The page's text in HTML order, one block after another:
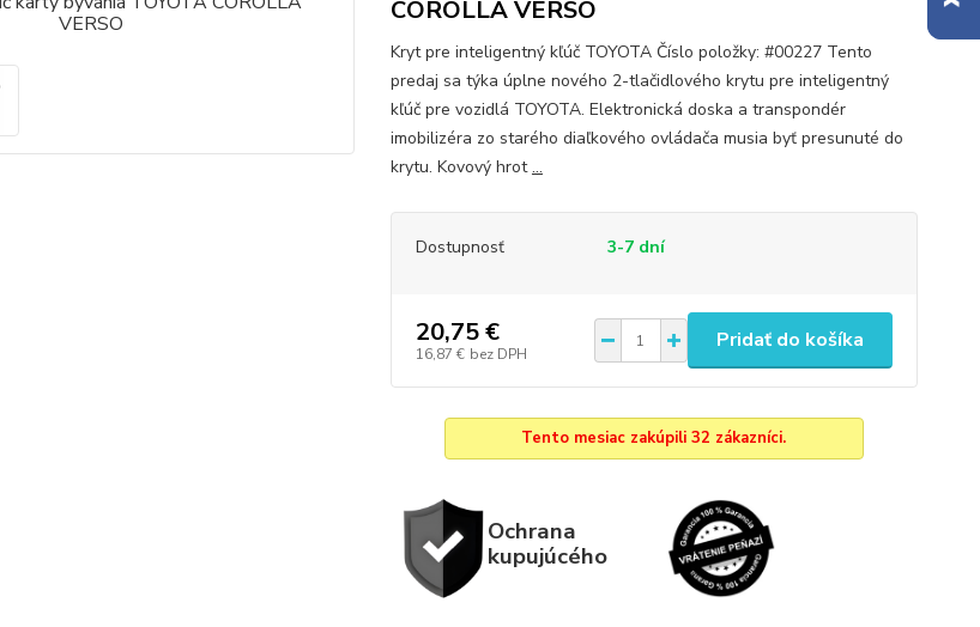
COROLLA VERSO
Kryt pre inteligentný kľúč TOYOTA Číslo položky: #00227 Tento
predaj sa týka úplne nového 2-tlačidlového krytu pre inteligentný
kľúč pre vozidlá TOYOTA. Elektronická doska a transpondér
imobilizéra zo starého diaľkového ovládača musia byť presunuté do
krytu. Kovový hrot...
Dostupnosť 3-7 dní
20,75 €
16,87 € bez DPH
Pridať do košíka
Tento mesiac zakúpili 32 zákazníci.
Ochrana
kupujúcého